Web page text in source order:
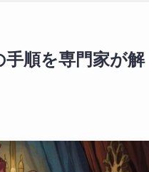
順を専門家が解